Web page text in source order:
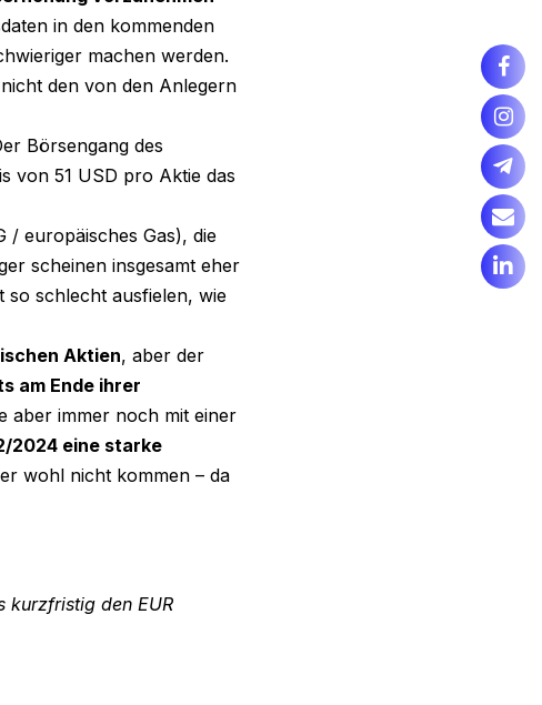
in den kommenden
machen werden.
den von den Anlegern
Börsengang des
von 51 USD pro Aktie das
/ europäisches Gas), die
scheinen insgesamt eher
so schlecht ausfielen, wie
Aktien, aber der
am Ende ihrer
aber immer noch mit einer
2024 eine starke
wohl nicht kommen – da
kurzfristig den EUR